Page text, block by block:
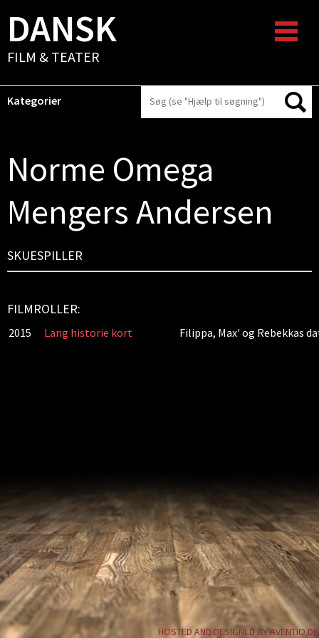
DANSK
FILM & TEATER
Kategorier
Norme Omega
Mengers Andersen
SKUESPILLER
FILMROLLER:
2015 Lang historie kort Filippa, Max' og Rebekkas
HOSTED AND DESIGNED BY AVENTIO.DK